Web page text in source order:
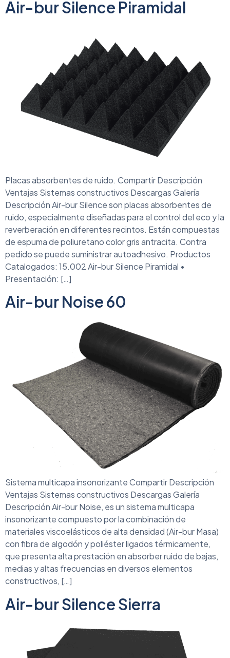
Air-bur Silence Piramidal
Placas absorbentes de ruido. Compartir Descripción
Ventajas Sistemas constructivos Descargas Galería
Descripción Air-bur Silence son placas absorbentes de
ruido, especialmente diseñadas para el control del eco y la
reverberación en diferentes recintos. Están compuestas
de espuma de poliuretano color gris antracita. Contra
pedido se puede suministrar autoadhesivo. Productos
Catalogados: 15.002 Air-bur Silence Piramidal •
Presentación: […]
Air-bur Noise 60
Sistema multicapa insonorizante Compartir Descripción
Ventajas Sistemas constructivos Descargas Galería
Descripción Air-bur Noise, es un sistema multicapa
insonorizante compuesto por la combinación de
materiales viscoelásticos de alta densidad (Air-bur Masa)
con fibra de algodón y poliéster ligados térmicamente,
que presenta alta prestación en absorber ruido de bajas,
medias y altas frecuencias en diversos elementos
constructivos, […]
Air-bur Silence Sierra